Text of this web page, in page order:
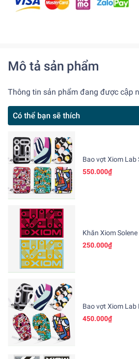
Mô tả sản phẩm
Thông tin sản phẩm đang được cập
Có thể bạn sẽ thích
Bao vợt Xiom Lab
550.000₫
Khăn Xiom
250.000₫
Bao vợt Xiom Lab
450.000₫